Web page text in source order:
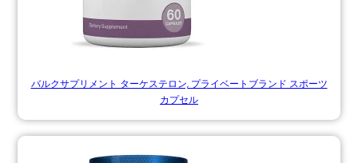
バルクサプリメント ターケステロン, プライベートブランド スポーツ
カプセル